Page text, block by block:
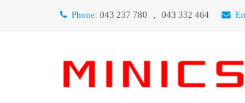
Phone: 043 237 780 , 043 332 464